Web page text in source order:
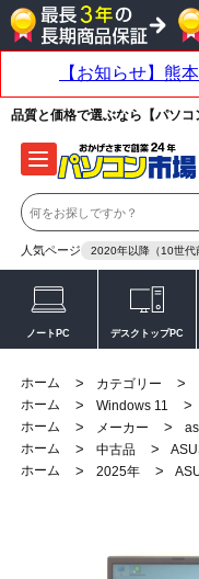
品質と価格で選ぶなら【パソコ
人気ページ 2020年以降（10世代
ノートPC デスクトップPC
ホーム > カテゴリー >
ホーム
> Windows 11 >
ホーム
> メーカー >
ホーム
> 中古品 >
ホーム
> 2025年 >